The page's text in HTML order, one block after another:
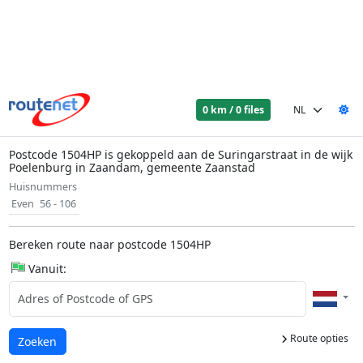
0 km / 0 files
Postcode 1504HP is gekoppeld aan de Suringarstraat in de wijk
Poelenburg in Zaandam, gemeente Zaanstad
Huisnummers
Even 56 - 106
Bereken route naar postcode 1504HP
Vanuit:
Route opties
Laden...
Zoeken